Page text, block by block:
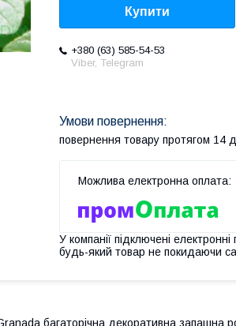
Купити
+380 (63) 585-54-53
Viber, Telegram
повернення товару протягом 14
У компанії підключені
будь-який товар не покидаючи
багаторічна декоративна запашна